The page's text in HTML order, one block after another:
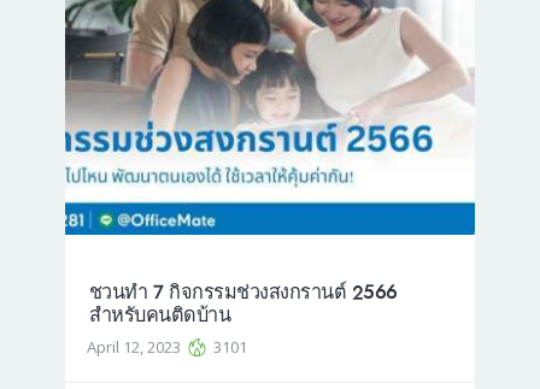
ชวนทำ 7 กิจกรรมช่วงสงกรานต์ 2566
สำหรับคนติดบ้าน
April 12, 2023 3101